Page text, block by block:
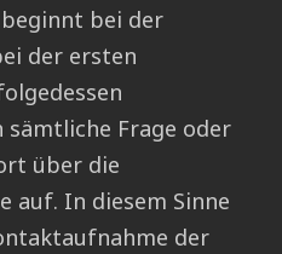
bei der
der ersten
Frage oder
über die
auf. In diesem Sinne
der